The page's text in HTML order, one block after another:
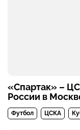
«Спартак» –
России в
Футбол ЦСКА